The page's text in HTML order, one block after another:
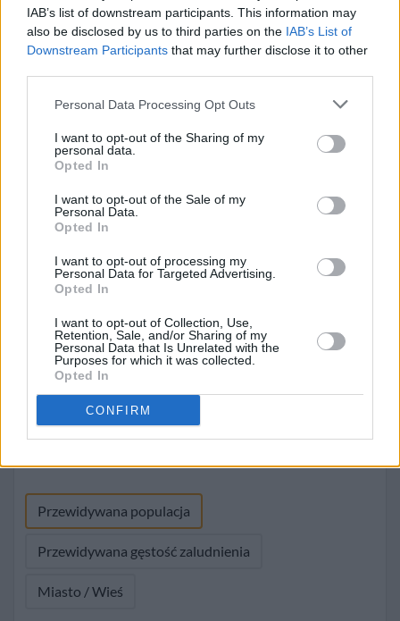
IAB’s list of downstream participants. This information may
also be disclosed by us to third parties on the IAB’s List of
Downstream Participants that may further disclose it to other
Personal Data Processing Opt Outs
I want to opt-out of the Sharing of my
personal data.
Opted In
I want to opt-out of the Sale of my
Personal Data.
Opted In
I want to opt-out of processing my
Personal Data for Targeted Advertising.
Opted In
I want to opt-out of Collection, Use,
Retention, Sale, and/or Sharing of my
Personal Data that Is Unrelated with the
Purposes for which it was collected.
Opted In
CONFIRM
(100,0%)
1995 9 970
107
(1,1%)
499
9 970
(100,0%)
1990 9 157
201
(2,2%)
458
9 157
(100,0%)
1985 8 174
(2,0%)
(100,0%)
1980 7 488
(100,0%)
1975 7 070
1970 6 493
125
325
1965 5 738
238
(4,2%)
(100,0%)
(5,2%)
2045 13 000 0 (0,0%) 573
13 000
2050 13 000 0 (0,0%) 567
13 000
Nastąpi zwiększenie gęstosci zaludnienia do 566,9 ludzi
na metr kwadratowy.
Przewidywana populacja
Przewidywana gęstość zaludnienia
Miasto / Wieś